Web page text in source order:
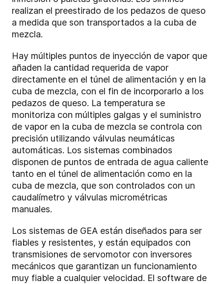
realizan el preestirado de los pedazos de queso
a medida que son transportados a la cuba de
mezcla.
Hay múltiples puntos de inyección de vapor que
añaden la cantidad requerida de vapor
directamente en el túnel de alimentación y en la
cuba de mezcla, con el fin de incorporarlo a los
pedazos de queso. La temperatura se
monitoriza con múltiples galgas y el suministro
de vapor en la cuba de mezcla se controla con
precisión utilizando válvulas neumáticas
automáticas. Los sistemas combinados
disponen de puntos de entrada de agua caliente
tanto en el túnel de alimentación como en la
cuba de mezcla, que son controlados con un
caudalímetro y válvulas micrométricas
manuales.
Los sistemas de GEA están diseñados para ser
fiables y resistentes, y están equipados con
transmisiones de servomotor con inversores
mecánicos que garantizan un funcionamiento
muy fiable a cualquier velocidad. El software de